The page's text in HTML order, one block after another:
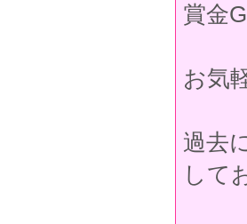
賞金
お気
過去
して